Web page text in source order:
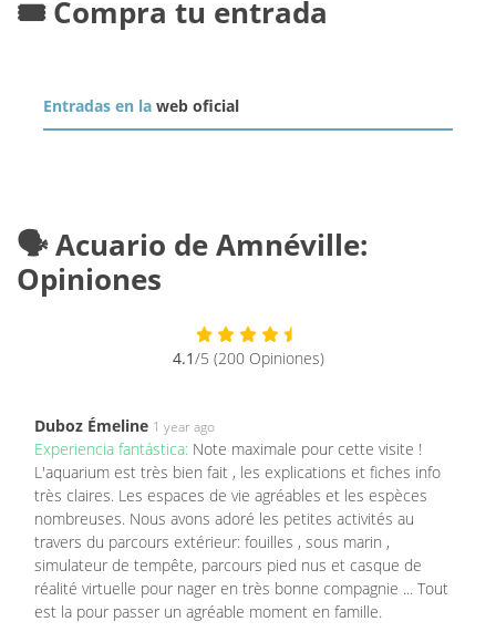
🎟️ Compra tu entrada
Entradas en la web oficial
🗣️ Acuario de Amnéville:
Opiniones
4.1/5 (200 Opiniones)
Duboz Émeline 1 year ago
Experiencia fantástica: Note maximale pour cette visite !
L'aquarium est très bien fait , les explications et fiches info
très claires. Les espaces de vie agréables et les espèces
nombreuses. Nous avons adoré les petites activités au
travers du parcours extérieur: fouilles , sous marin ,
simulateur de tempête, parcours pied nus et casque de
réalité virtuelle pour nager en très bonne compagnie ... Tout
est la pour passer un agréable moment en famille.